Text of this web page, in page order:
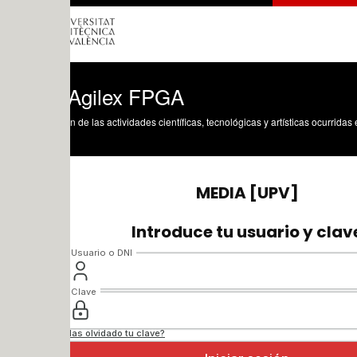
FPGA
de las actividades científicas, tecnológicas y artísticas ocurridas en los tres